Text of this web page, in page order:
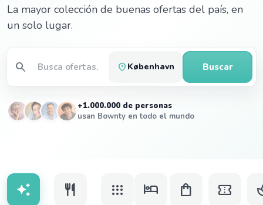
La mayor colección de buenas ofertas del país, en
un solo lugar.
search location_on København Buscar
+1.000.000 de personas
usan Bownty en todo el mundo
auto_awesome restaurant apps hotel shopping_bag confirmation_number